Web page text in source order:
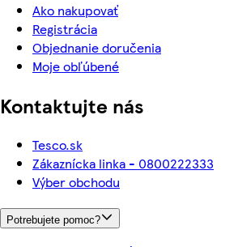
Ako nakupovať
Registrácia
Objednanie doručenia
Moje obľúbené
Kontaktujte nás
Tesco.sk
Zákaznícka linka - 0800222333
Výber obchodu
Potrebujete pomoc?